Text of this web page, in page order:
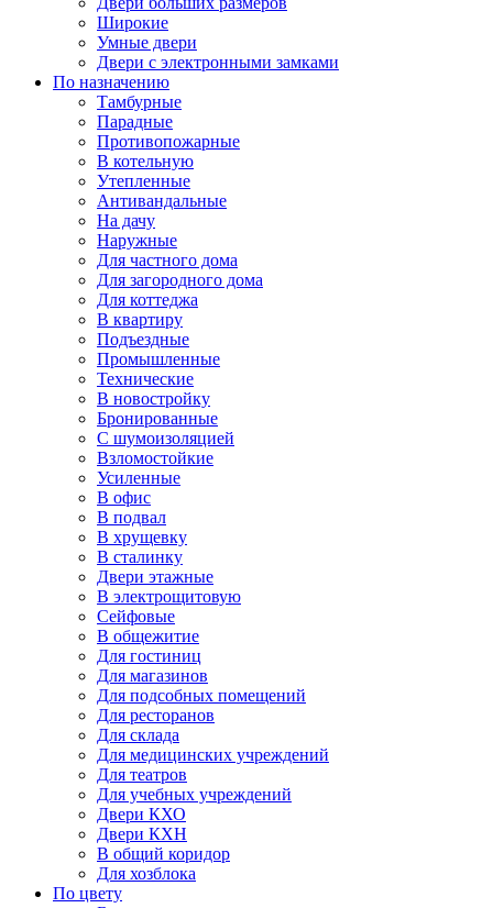
Широкие
Умные двери
Двери с электронными замками
По назначению
Тамбурные
Парадные
Противопожарные
В котельную
Утепленные
Антивандальные
На дачу
Наружные
Для частного дома
Для загородного дома
Для коттеджа
В квартиру
Подъездные
Промышленные
Технические
В новостройку
Бронированные
С шумоизоляцией
Взломостойкие
Усиленные
В офис
В подвал
В хрущевку
В сталинку
Двери этажные
В электрощитовую
Сейфовые
В общежитие
Для гостиниц
Для магазинов
Для подсобных помещений
Для ресторанов
Для склада
Для медицинских учреждений
Для театров
Для учебных учреждений
Двери КХО
Двери КХН
В общий коридор
Для хозблока
По цвету